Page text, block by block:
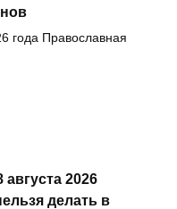
года Православная
2026
делать в